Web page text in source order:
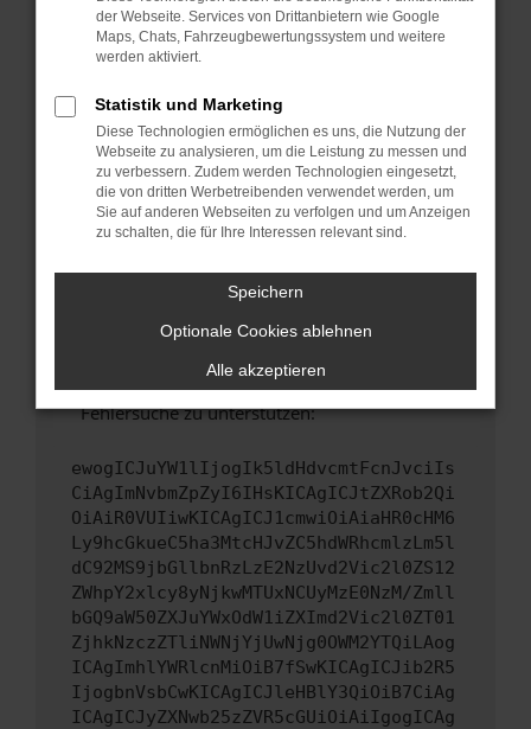
Das kann manchmal helfen, vorübergehende
Probleme zu beheben.
Betriebssystem auf dem neuesten Stand
sind.
Veraltete Software birgt nicht nur ein
Sicherheitsrisiko, sondern kann auch dazu
führen, dass bestimmte Funktionen nicht mehr
unterstützt werden.
Wende dich an den Webseitenbetreiber.
Wenn du alle oben genannten Schritte versucht
hast, kontaktiere uns bitte. Wir werden
versuchen, das Problem zu beheben. Du kannst
uns diesen Text schicken, um uns bei der
Fehlersuche zu unterstützen:
ewogICJuYW1lIjogIk5ldHdvcmtFcnJvciIs
CiAgImNvbmZpZyI6IHsKICAgICJtZXRob2Qi
OiAiR0VUIiwKICAgICJ1cmwiOiAiaHR0cHM6
Ly9hcGkueC5ha3MtcHJvZC5hdWRhcmlzLm5l
dC92MS9jbGllbnRzLzE2NzUvd2Vic2l0ZS12
ZWhpY2xlcy8yNjkwMTUxNCUyMzE0NzM/Zmll
bGQ9aW50ZXJuYWxOdW1iZXImd2Vic2l0ZT01
ZjhkNzczZTliNWNjYjUwNjg0OWM2YTQiLAog
ICAgImhlYWRlcnMiOiB7fSwKICAgICJib2R5
IjogbnVsbCwKICAgICJleHBlY3QiOiB7CiAg
ICAgICJyZXNwb25zZVR5cGUiOiAiIgogICAg
der Webseite. Services von Drittanbietern wie Google
Maps, Chats, Fahrzeugbewertungssystem und weitere
werden aktiviert.
Statistik und Marketing
Diese Technologien ermöglichen es uns, die Nutzung der
Webseite zu analysieren, um die Leistung zu messen und
zu verbessern. Zudem werden Technologien eingesetzt,
die von dritten Werbetreibenden verwendet werden, um
Sie auf anderen Webseiten zu verfolgen und um Anzeigen
zu schalten, die für Ihre Interessen relevant sind.
Speichern
Optionale Cookies ablehnen
Alle akzeptieren